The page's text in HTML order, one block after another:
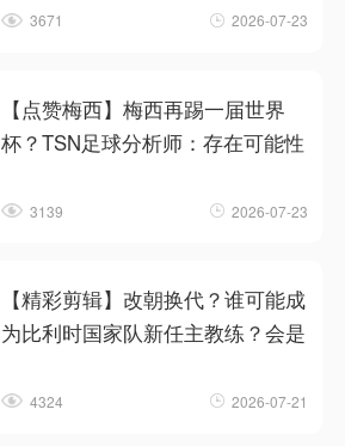
3671 2026-07-23
【点赞梅西】梅西再踢一届世界
杯？TSN足球分析师：存在可能性
3139 2026-07-23
【精彩剪辑】改朝换代？谁可能成
为比利时国家队新任主教练？会是
4324 2026-07-21